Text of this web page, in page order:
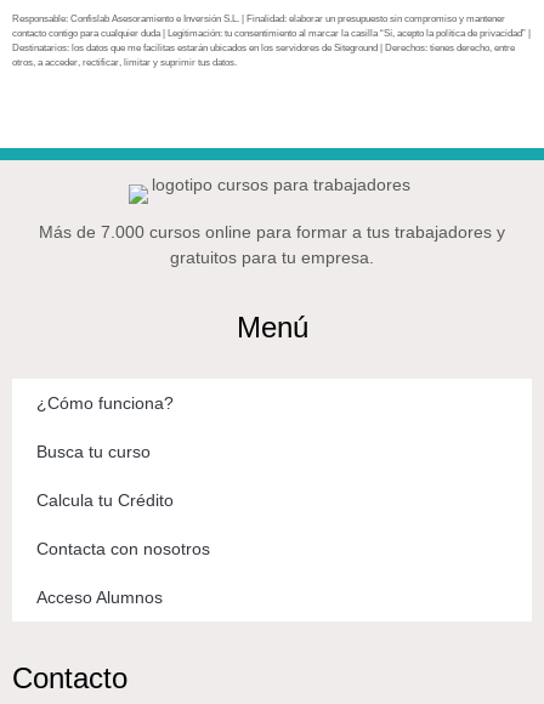
Responsable: Confislab Asesoramiento e Inversión S.L. | Finalidad: elaborar un presupuesto sin compromiso y mantener
contacto contigo para cualquier duda | Legitimación: tu consentimiento al marcar la casilla “Sí, acepto la política de privacidad” |
Destinatarios: los datos que me facilitas estarán ubicados en los servidores de Siteground | Derechos: tienes derecho, entre
otros, a acceder, rectificar, limitar y suprimir tus datos.
Más de 7.000 cursos online para formar a tus trabajadores y
gratuitos para tu empresa.
Menú
¿Cómo funciona?
Busca tu curso
Calcula tu Crédito
Contacta con nosotros
Acceso Alumnos
Contacto